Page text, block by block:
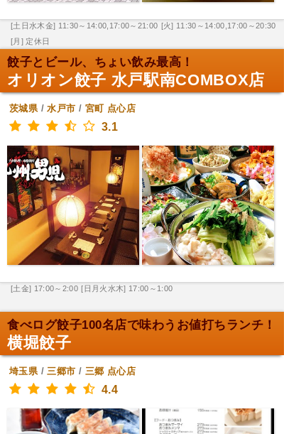
[土日水木金] 11:30～14:00,17:00～21:00 [火] 11:30～14:00,17:00～20:30
[月] 定休日
餃子とビール、ちょい飲み最高！
オリオン餃子 水戸駅南COMBOX店
茨城県/水戸市 / 宮町 点心店
3.1
[土金] 17:00～2:00 [日月火水木] 17:00～1:00
食べログ餃子100名店で味わうお値打ちランチ！
横堀餃子
埼玉県/三郷市 / 三郷 点心店
4.4